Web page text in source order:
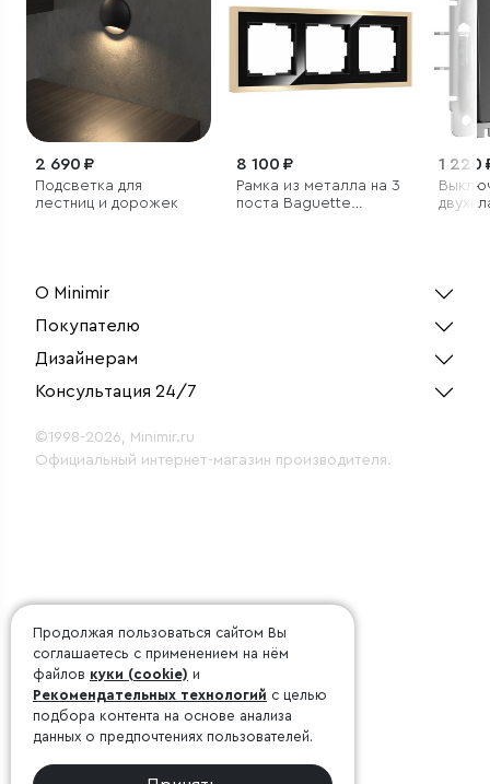
2 690 ₽
Подсветка для
лестниц и дорожек
8 100 ₽
Рамка из металла на 3
поста Baguette
1 220
О Minimir
Покупателю
Дизайнерам
Консультация 24/7
©1998-2026, Minimir.ru
Официальный интернет-магазин производителя.
Продолжая пользоваться сайтом Вы
соглашаетесь с применением на нём
файлов куки (cookie) и
Рекомендательных технологий с целью
подбора контента на основе анализа
данных о предпочтениях пользователей.